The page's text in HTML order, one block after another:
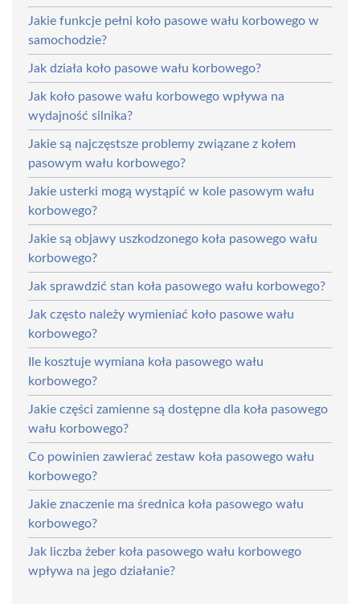
Jakie funkcje pełni koło pasowe wału korbowego w
samochodzie?
Jak działa koło pasowe wału korbowego?
Jak koło pasowe wału korbowego wpływa na
wydajność silnika?
Jakie są najczęstsze problemy związane z kołem
pasowym wału korbowego?
Jakie usterki mogą wystąpić w kole pasowym wału
korbowego?
Jakie są objawy uszkodzonego koła pasowego wału
korbowego?
Jak sprawdzić stan koła pasowego wału korbowego?
Jak często należy wymieniać koło pasowe wału
korbowego?
Ile kosztuje wymiana koła pasowego wału
korbowego?
Jakie części zamienne są dostępne dla koła pasowego
wału korbowego?
Co powinien zawierać zestaw koła pasowego wału
korbowego?
Jakie znaczenie ma średnica koła pasowego wału
korbowego?
Jak liczba żeber koła pasowego wału korbowego
wpływa na jego działanie?